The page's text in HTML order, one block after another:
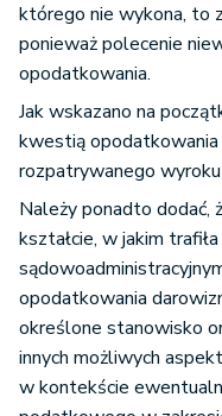
którego nie wykona, to
ponieważ polecenie
opodatkowania.
Jak wskazano na
kwestią opodatkowania
rozpatrywanego
Należy ponadto dodać,
kształcie, w jakim
opodatkowania
określone stanowisko
innych możliwych
w kontekście